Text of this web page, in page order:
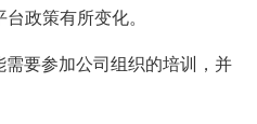
政策有所变化。
要参加公司组织的培训，并